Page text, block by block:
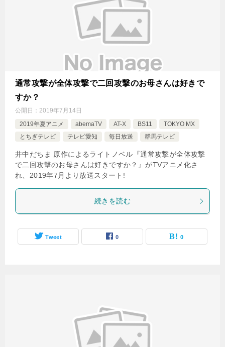
通常攻撃が全体攻撃で二回攻撃のお母さんは好きで
すか？
公開日： 2019年7月14日
2019年夏アニメ
abemaTV AT-X BS11
TOKYO MX
とちぎテレビ
テレビ愛知 毎日放送 群馬テレビ
井中だちま 原作によるライトノベル『通常攻撃が全体攻撃
で二回攻撃のお母さんは好きですか？』がTVアニメ化さ
れ、2019年7月より放送スタート!
続きを読む
Tweet 0 0